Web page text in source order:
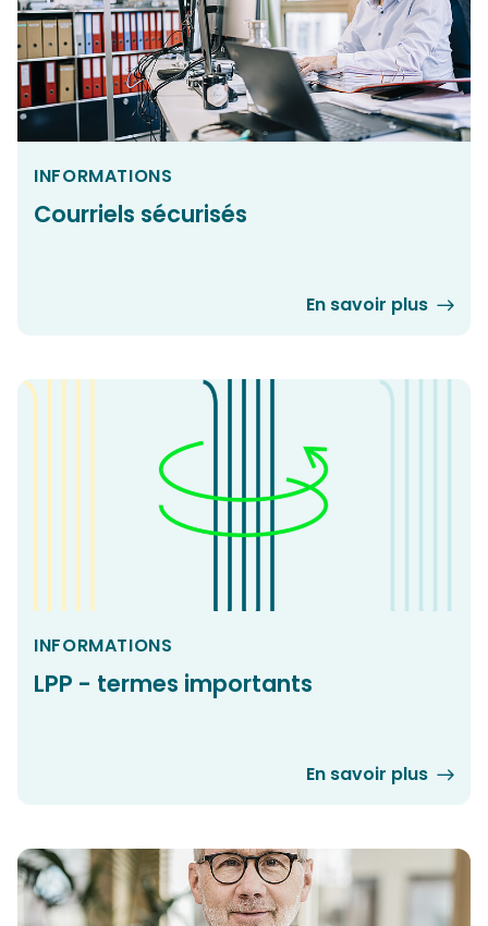
INFORMATIONS
Courriels sécurisés
En savoir plus
INFORMATIONS
LPP - termes importants
En savoir plus